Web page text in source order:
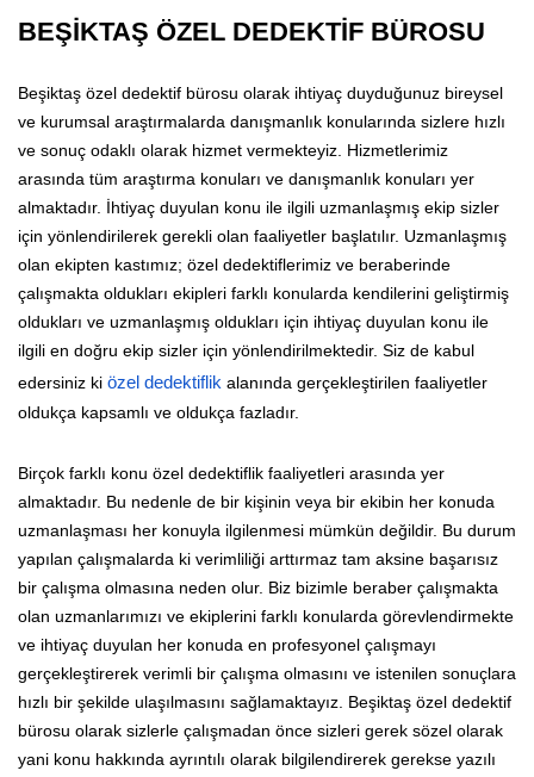
BEŞİKTAŞ ÖZEL DEDEKTİF BÜROSU
Beşiktaş özel dedektif bürosu olarak ihtiyaç duyduğunuz bireysel
ve kurumsal araştırmalarda danışmanlık konularında sizlere hızlı
ve sonuç odaklı olarak hizmet vermekteyiz. Hizmetlerimiz
arasında tüm araştırma konuları ve danışmanlık konuları yer
almaktadır. İhtiyaç duyulan konu ile ilgili uzmanlaşmış ekip sizler
için yönlendirilerek gerekli olan faaliyetler başlatılır. Uzmanlaşmış
olan ekipten kastımız; özel dedektiflerimiz ve beraberinde
çalışmakta oldukları ekipleri farklı konularda kendilerini geliştirmiş
oldukları ve uzmanlaşmış oldukları için ihtiyaç duyulan konu ile
ilgili en doğru ekip sizler için yönlendirilmektedir. Siz de kabul
edersiniz ki özel dedektiflik alanında gerçekleştirilen faaliyetler
oldukça kapsamlı ve oldukça fazladır.
Birçok farklı konu özel dedektiflik faaliyetleri arasında yer
almaktadır. Bu nedenle de bir kişinin veya bir ekibin her konuda
uzmanlaşması her konuyla ilgilenmesi mümkün değildir. Bu durum
yapılan çalışmalarda ki verimliliği arttırmaz tam aksine başarısız
bir çalışma olmasına neden olur. Biz bizimle beraber çalışmakta
olan uzmanlarımızı ve ekiplerini farklı konularda görevlendirmekte
ve ihtiyaç duyulan her konuda en profesyonel çalışmayı
gerçekleştirerek verimli bir çalışma olmasını ve istenilen sonuçlara
hızlı bir şekilde ulaşılmasını sağlamaktayız. Beşiktaş özel dedektif
bürosu olarak sizlerle çalışmadan önce sizleri gerek sözel olarak
yani konu hakkında ayrıntılı olarak bilgilendirerek gerekse yazılı